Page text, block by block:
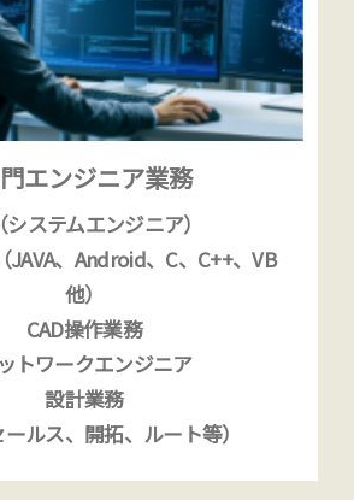
エンジニア業務
システムエンジニア）
JAVA、Android、C、C++、VB
他）
CAD操作業務
トワークエンジニア
設計業務
ルス、開拓、ルート等）